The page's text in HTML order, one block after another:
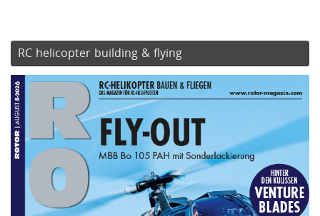
RC helicopter building & flying